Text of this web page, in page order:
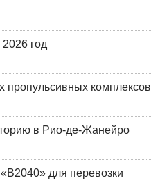
год
комплексов
в Рио-де-Жанейро
для перевозки